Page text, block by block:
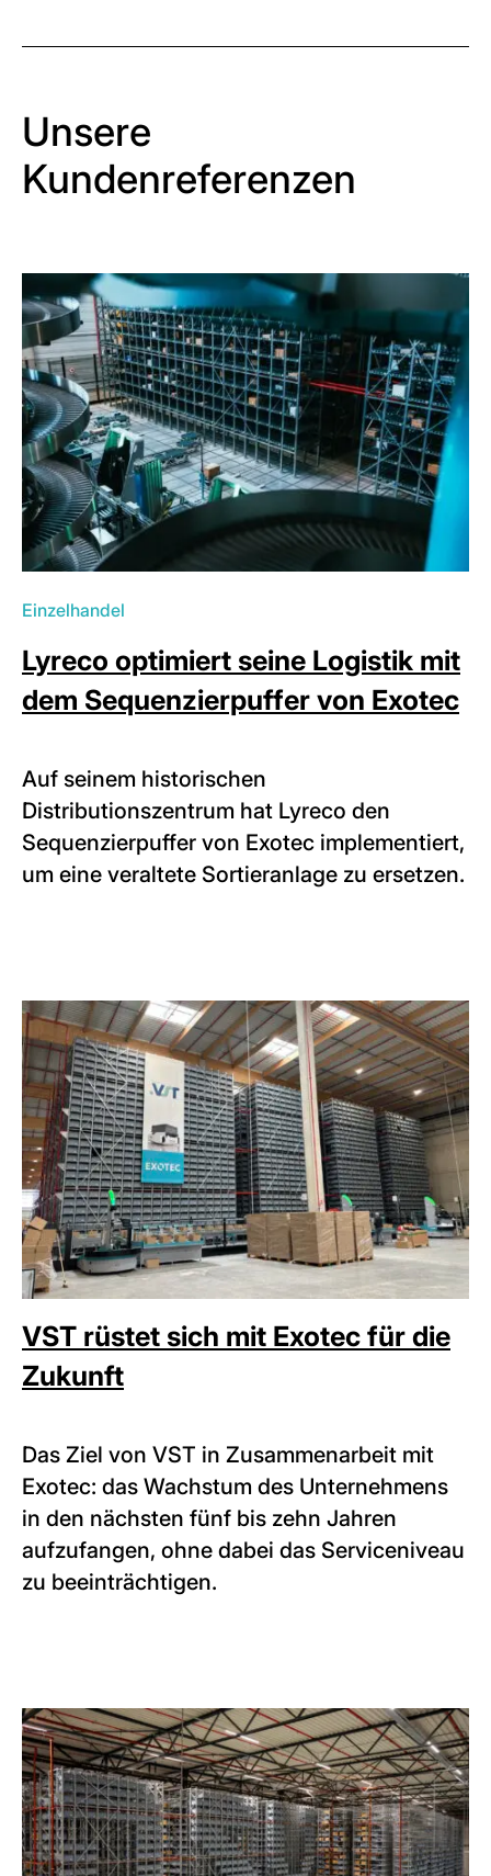
Unsere
Kundenreferenzen
Einzelhandel
Lyreco optimiert seine Logistik mit
dem Sequenzierpuffer von Exotec
Auf seinem historischen
Distributionszentrum hat Lyreco den
Sequenzierpuffer von Exotec implementiert,
um eine veraltete Sortieranlage zu ersetzen.
VST rüstet sich mit Exotec für die
Zukunft
Das Ziel von VST in Zusammenarbeit mit
Exotec: das Wachstum des Unternehmens
in den nächsten fünf bis zehn Jahren
aufzufangen, ohne dabei das Serviceniveau
zu beeinträchtigen.